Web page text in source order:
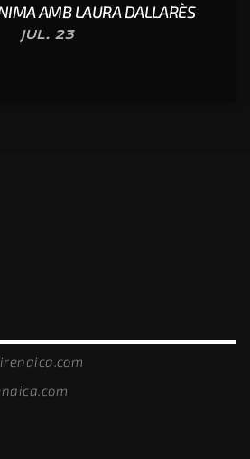
AMB LAURA DALLARÈS
JUL. 23